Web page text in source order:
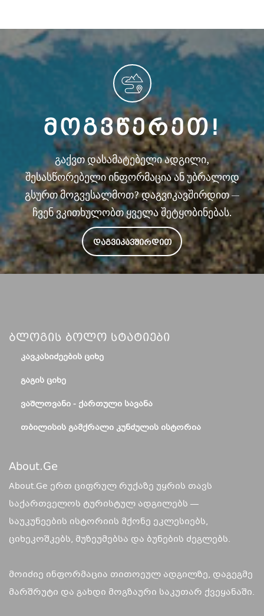
ᲛᲝᲒᲕᲬᲔᲠᲔᲗ!
გაქვთ დასამატებელი ადგილი,
შესასწორებელი ინფორმაცია ან უბრალოდ
გსურთ მოგვესალმოთ? დაგვიკავშირდით —
ჩვენ ვკითხულობთ ყველა შეტყობინებას.
ᲓᲐᲒᲕᲘᲙᲐᲕᲨᲘᲠᲓᲘᲗ
Ბლოგის Ბოლო Სტატიები
ᲙᲐᲕᲙᲐᲡᲘᲫᲔᲔᲑᲘᲡ ᲪᲘᲮᲔ
ᲒᲐᲒᲘᲡ ᲪᲘᲮᲔ
ᲕᲐᲨᲚᲝᲕᲐᲜᲘ - ᲥᲐᲠᲗᲣᲚᲘ ᲡᲐᲕᲐᲜᲐ
ᲗᲑᲘᲚᲘᲡᲘᲡ ᲒᲐᲛᲥᲠᲐᲚᲘ ᲙᲣᲜᲫᲣᲚᲘᲡ ᲘᲡᲢᲝᲠᲘᲐ
About.ge
About.Ge ერთ ციფრულ რუქაზე უყრის თავს
საქართველოს ტურისტულ ადგილებს —
საუკუნეების ისტორიის მქონე ეკლესიებს,
ციხეკოშკებს, მუზეუმებსა და ბუნების ძეგლებს.
მოიძიე ინფორმაცია თითოეულ ადგილზე, დაგეგმე
მარშრუტი და გახდი მოგზაური საკუთარ ქვეყანაში.